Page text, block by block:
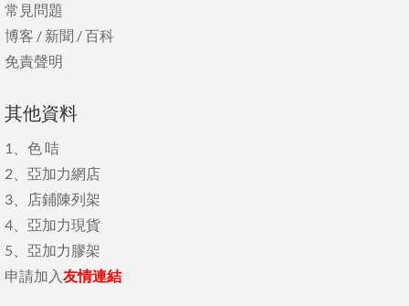
常見問題
博客 / 新聞 /百科
免責聲明
其他資料
1、 色 咭
2、 亞加力網店
3、
店鋪陳列架
4、 亞加力現貨
5、 亞加力膠架
申請加入友情連結